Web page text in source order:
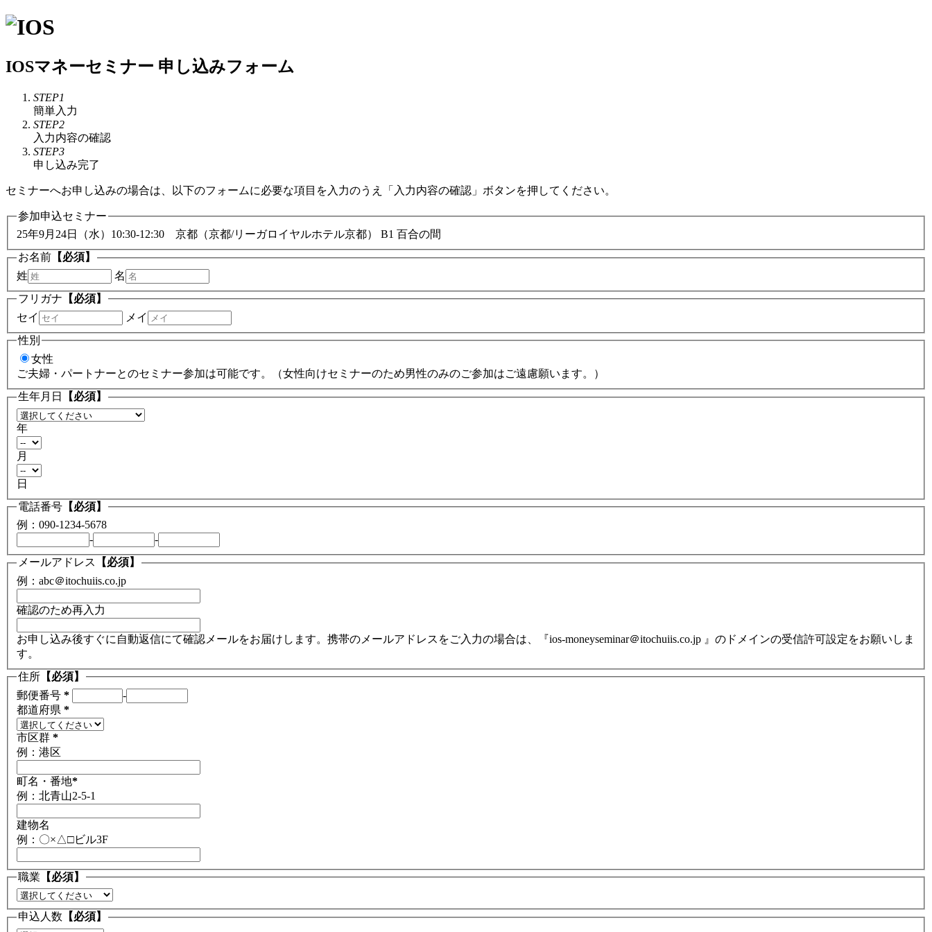
IOSマネーセミナー 申し込みフォーム
STEP1
簡単入力
STEP2
入力内容の確認
STEP3
申し込み完了
セミナーへお申し込みの場合は、以下のフォームに必要な項目を入力のうえ「入力内容の確認」ボタンを押してください。
参加申込セミナー
25年9月24日（水）10:30-12:30 京都（京都/リーガロイヤルホテル京都） B1 百合の間
お名前 【必須】
姓
名
フリガナ 【必須】
セイ
メイ
性別
女性
ご夫婦・パートナーとのセミナー参加は可能です。（女性向けセミナーのため男性のみのご参加はご遠慮願います。）
生年月日
【必須】
年
月
日
電話番号 【必須】
例：090-1234-5678
-
-
メールアドレス
【必須】
例：abc＠itochuiis.co.jp
確認のため再入力
お申し込み後すぐに自動返信にて確認メールをお届けします。携帯のメールアドレスをご入力の場合は、『ios-moneyseminar＠itochuiis.co.jp 』のドメインの受信許可設定をお願いしま
す。
住所 【必須】
郵便番号 *
-
都道府県 *
市区群 *
例：港区
町名・番地*
例：北青山2-5-1
建物名
例：〇×△□ビル3F
職業 【必須】
申込人数 【必須】